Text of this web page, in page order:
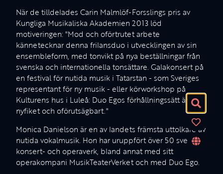
När de tilldelades Carin Malmlöf-Forsslings pris av
Kungliga Musikaliska Akademien 2013 löd
motiveringen: "Mod och oförtrutet arbete
kännetecknar denna frilansduo i utvecklingen av sin
ensembleform, med tonvikt på nya beställningar från
svenska och internationella tonsättare. Galakonsert på
en festival för nutida musik i Tatarstan - som Sveriges
representant för ny musik - eller körworkshop på
Kulturens hus i Luleå: Duo Egos förhållningssätt är
nyfiket och oförutsägbart."
Monica Danielson är en av landets främsta uttolkare av
nutida vokalmusik. Hon har uruppfört över 50 svenska
konsert- och operaverk, bland annat med sitt
operakompani MusikTeaterVerket och med Duo Ego.